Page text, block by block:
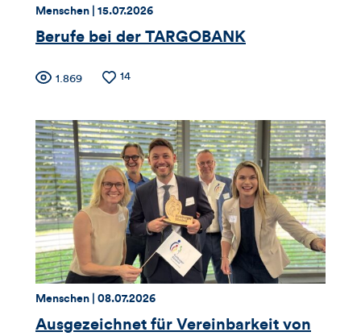
Thema:
Menschen | Datum:
15.07.2026
Berufe bei der TARGOBANK
Zähler
für
Views,
Likes
und
Kommentare
dieses
Artikels
Anzahl
1.869
Anzahl
14
Thema:
Menschen | Datum:
08.07.2026
Ausgezeichnet für Vereinbarkeit von